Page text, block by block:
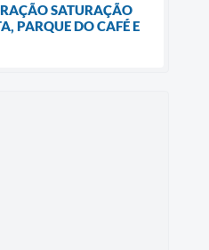
SATURAÇÃO
PARQUE DO CAFÉ E